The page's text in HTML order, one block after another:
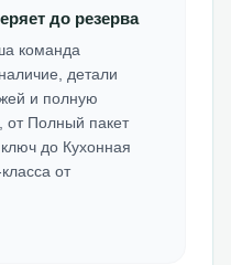
до резерва
команда
детали
и полную
Полный пакет
до Кухонная
от